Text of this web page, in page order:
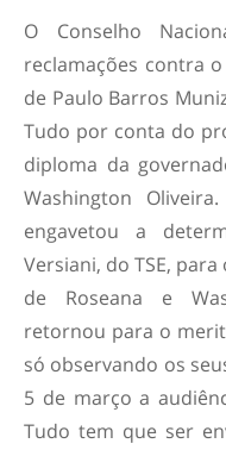
O Conselho
reclamações contra
de Paulo Barros
Tudo por conta do
diploma da
Washington
engavetou a
Versiani, do TSE,
de Roseana e
retornou para o
só observando os
5 de março a
Tudo tem que ser